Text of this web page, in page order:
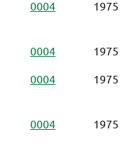
0004
1975
0004 1975
0004
1975
0004
1975